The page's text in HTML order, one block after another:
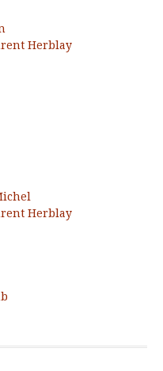
Herblay
Herblay